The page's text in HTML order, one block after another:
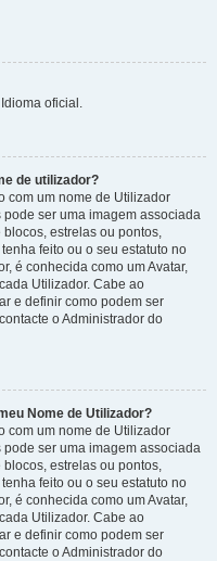
oficial.
de utilizador?
com um nome de Utilizador
ser uma imagem associada
estrelas ou pontos,
feito ou o seu estatuto no
é conhecida como um Avatar,
Utilizador. Cabe ao
e definir como podem ser
o Administrador do
Nome de Utilizador?
com um nome de Utilizador
ser uma imagem associada
estrelas ou pontos,
feito ou o seu estatuto no
é conhecida como um Avatar,
Utilizador. Cabe ao
e definir como podem ser
o Administrador do